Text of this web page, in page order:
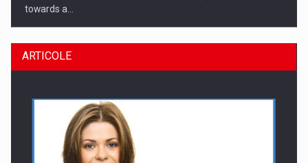
towards a…
ARTICOLE